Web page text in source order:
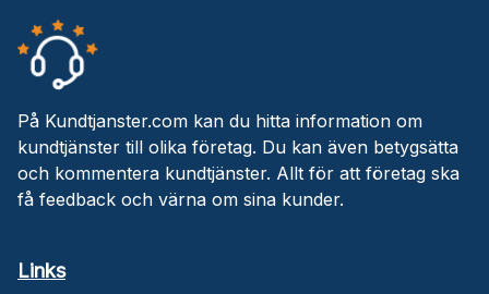
På Kundtjanster.com kan du hitta information om
kundtjänster till olika företag. Du kan även betygsätta
och kommentera kundtjänster. Allt för att företag ska
få feedback och värna om sina kunder.
Links